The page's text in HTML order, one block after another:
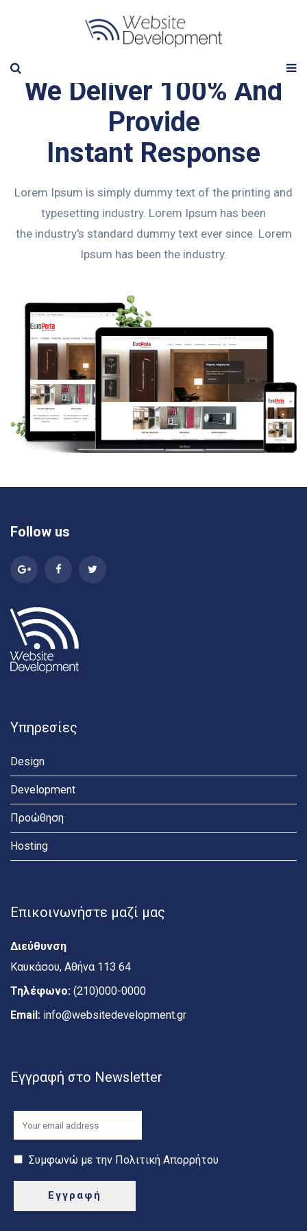
We Deliver 100% And
Provide
Instant Response
Lorem Ipsum is simply dummy text of the printing and
typesetting industry. Lorem Ipsum has been
the industry's standard dummy text ever since. Lorem
Ipsum has been the industry.
Follow us
Υπηρεσίες
Design
Development
Προώθηση
Hosting
Επικοινωνήστε μαζί μας
Διεύθυνση
Καυκάσου, Αθήνα 113 64
Τηλέφωνο: (210)000-0000
Email: info@websitedevelopment.gr
Εγγραφή στο Newsletter
Συμφωνώ με την Πολιτική Απορρήτου